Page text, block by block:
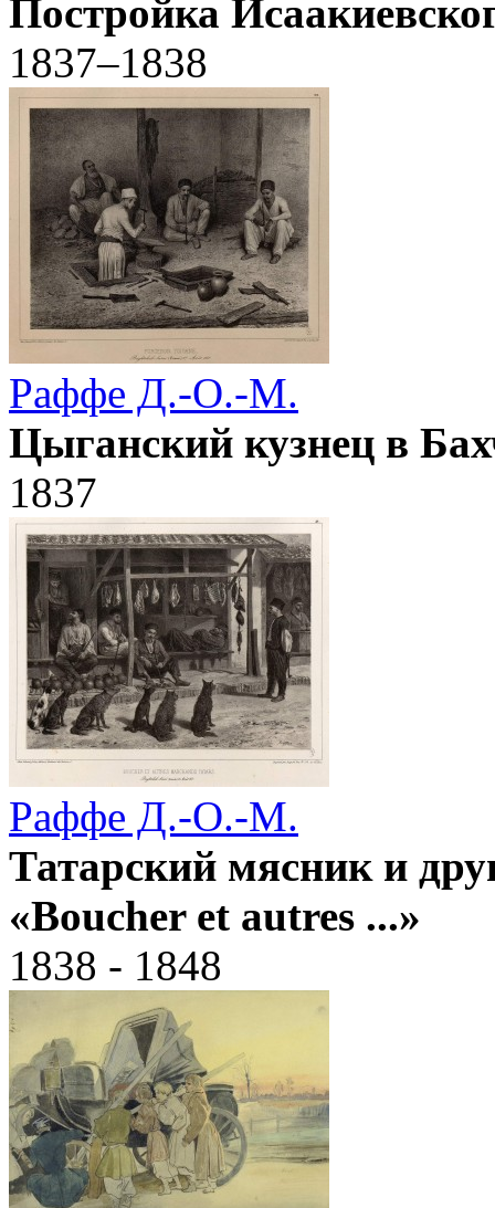
Постройка
1837–1838
Раффе Д.-О.-М.
Цыганский кузнец в
1837
Раффе Д.-О.-М.
Татарский мясник и
«Boucher et autres ...»
1838 - 1848